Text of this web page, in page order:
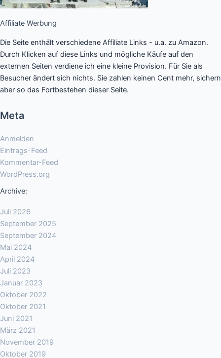
Affiliate Werbung
Die Seite enthält verschiedene Affiliate Links - u.a. zu Amazon.
Durch Klicken auf diese Links und mögliche Käufe auf den
externen Seiten verdiene ich eine kleine Provision. Für Sie als
Besucher ändert sich nichts. Sie zahlen keinen Cent mehr, sichern
aber so das Fortbestehen dieser Seite.
Meta
Anmelden
Eintrags-Feed
Kommentar-Feed
WordPress.org
Archive:
Juli 2026
September 2025
September 2024
Mai 2024
April 2024
Juli 2023
Januar 2023
Oktober 2022
Oktober 2021
Juni 2021
März 2021
November 2019
Oktober 2019